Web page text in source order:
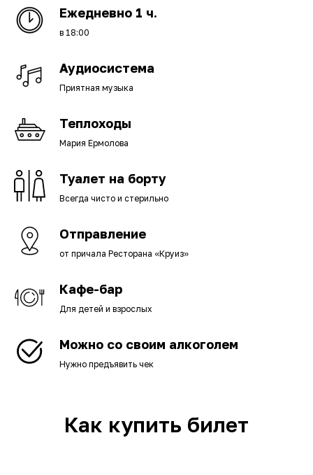
Ежедневно 1 ч.
в 18:00
Аудиосистема
Приятная музыка
Теплоходы
Мария Ермолова
Туалет на борту
Всегда чисто и стерильно
Отправление
от причала Ресторана «Круиз»
Кафе-бар
Для детей и взрослых
Можно со своим алкоголем
Нужно предъявить чек
Как купить билет